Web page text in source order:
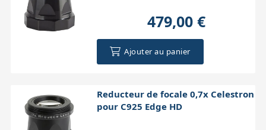
479,00 €
Ajouter au panier
Reducteur de focale 0,7x Celestron
pour C925 Edge HD